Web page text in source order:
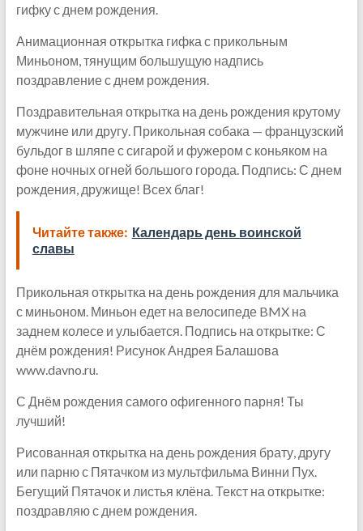
гифку с днем рождения.
Анимационная открытка гифка с прикольным
Миньоном, тянущим большущую надпись
поздравление с днем рождения.
Поздравительная открытка на день рождения крутому
мужчине или другу. Прикольная собака — французский
бульдог в шляпе с сигарой и фужером с коньяком на
фоне ночных огней большого города. Подпись: С днем
рождения, дружище! Всех благ!
Читайте также: Календарь день воинской
славы
Прикольная открытка на день рождения для мальчика
с миньоном. Миньон едет на велосипеде BMX на
заднем колесе и улыбается. Подпись на открытке: С
днём рождения! Рисунок Андрея Балашова
www.davno.ru.
С Днём рождения самого офигенного парня! Ты
лучший!
Рисованная открытка на день рождения брату, другу
или парню с Пятачком из мультфильма Винни Пух.
Бегущий Пятачок и листья клёна. Текст на открытке:
поздравляю с днем рождения.